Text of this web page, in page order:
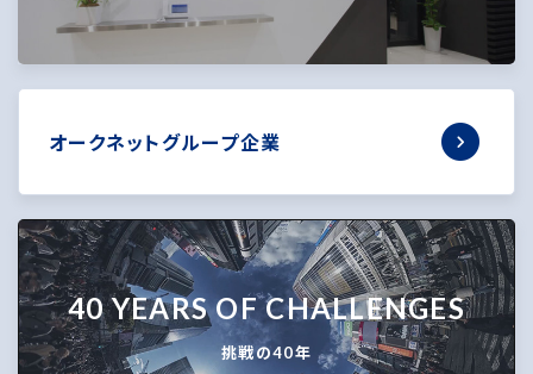
オークネットグループ企業
40 YEARS OF CHALLENGES
挑戦の40年